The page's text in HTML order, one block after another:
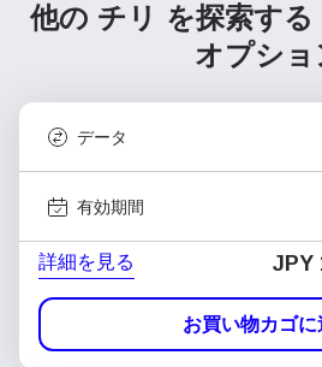
他の チリ を探索する
オプショ
データ
有効期間
詳細を見る JPY
お買い物カゴに